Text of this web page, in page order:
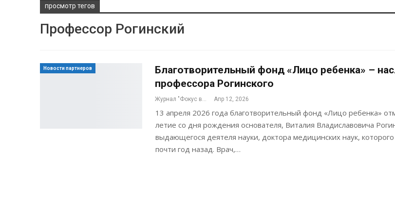
просмотр тегов
Профессор Рогинский
Новости партнеров
Благотворительный фонд «Лицо ребенка» –
профессора Рогинского
Журнал "Фокус внимания" Апр 12, 2026
13 апреля 2026 года благотворительный фонд «Лицо ребенка»
летие со дня рождения основателя, Виталия Владиславовича
выдающегося деятеля науки, доктора медицинских наук, которого
почти год назад. Врач,…